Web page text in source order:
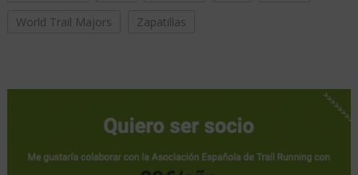
World Trail Majors Zapatillas